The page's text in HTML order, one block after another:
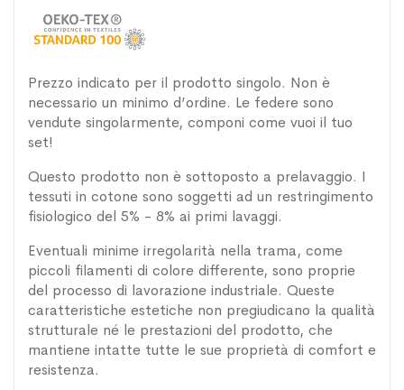
Prezzo indicato per il prodotto singolo. Non è
necessario un minimo d’ordine. Le federe sono
vendute singolarmente, componi come vuoi il tuo
set!
Questo prodotto non è sottoposto a prelavaggio. I
tessuti in cotone sono soggetti ad un restringimento
fisiologico del 5% - 8% ai primi lavaggi.
Eventuali minime irregolarità nella trama, come
piccoli filamenti di colore differente, sono proprie
del processo di lavorazione industriale. Queste
caratteristiche estetiche non pregiudicano la qualità
strutturale né le prestazioni del prodotto, che
mantiene intatte tutte le sue proprietà di comfort e
resistenza.